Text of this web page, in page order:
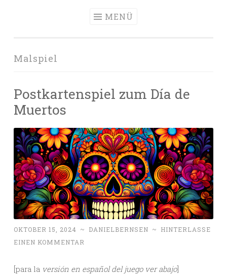
MENÜ
Malspiel
Postkartenspiel zum Día de
Muertos
OKTOBER 15, 2024 ~ DANIELBERNSEN ~
HINTERLASSE
EINEN KOMMENTAR
[para la versión en español del juego ver abajo]